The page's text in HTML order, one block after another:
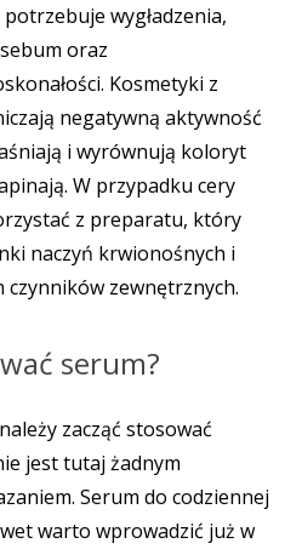
wygładzenia,
oraz
Kosmetyki z
negatywną aktywność
i wyrównują koloryt
W przypadku cery
z preparatu, który
naczyń krwionośnych i
czynników zewnętrznych.
serum?
zacząć stosować
jest tutaj żadnym
Serum do codziennej
warto wprowadzić już w